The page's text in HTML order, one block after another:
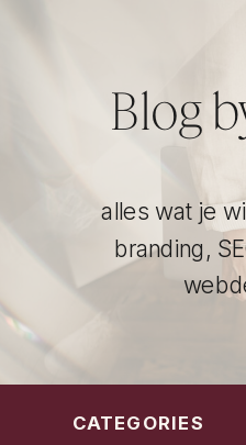
alles wat je
branding,
Blog
CATEGORIES